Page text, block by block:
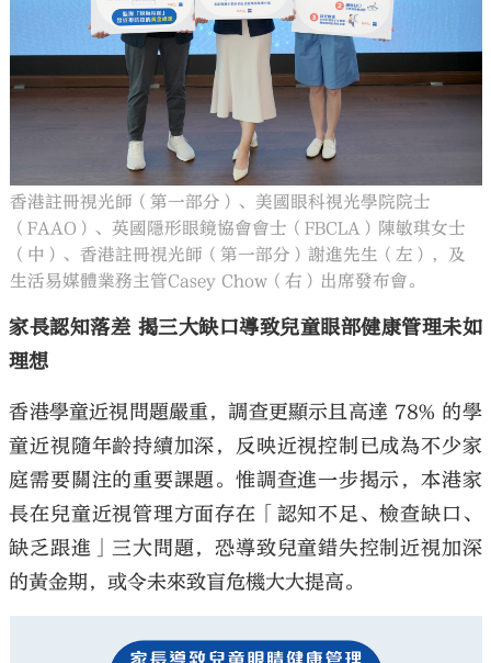
香港註冊視光師（第一部分）、美國眼科視光學院院士
（FAAO）、英國隱形眼鏡協會會士（FBCLA）陳敏琪女士
（中）、香港註冊視光師（第一部分）謝進先生（左），及
生活易媒體業務主管Casey Chow（右）出席發布會。
家長認知落差 揭三大缺口導致兒童眼部健康管理未如
理想
香港學童近視問題嚴重，調查更顯示且高達 78% 的學
童近視隨年齡持續加深，反映近視控制已成為不少家
庭需要關注的重要課題。惟調查進一步揭示，本港家
長在兒童近視管理方面存在「認知不足、檢查缺口、
缺乏跟進」三大問題，恐導致兒童錯失控制近視加深
的黃金期，或令未來致盲危機大大提高。